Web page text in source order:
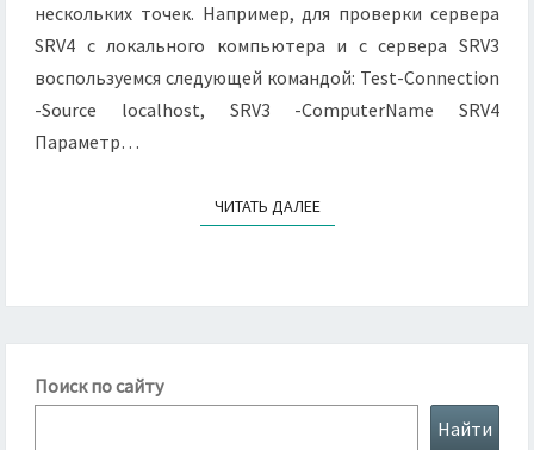
нескольких точек. Например, для проверки сервера
SRV4 с локального компьютера и с сервера SRV3
воспользуемся следующей командой: Test-Connection
-Source localhost, SRV3 -ComputerName SRV4
Параметр…
ЧИТАТЬ ДАЛЕЕЧИТАТЬ ДАЛЕЕ
Поиск по сайту
Найти